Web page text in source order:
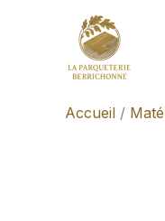
Accueil